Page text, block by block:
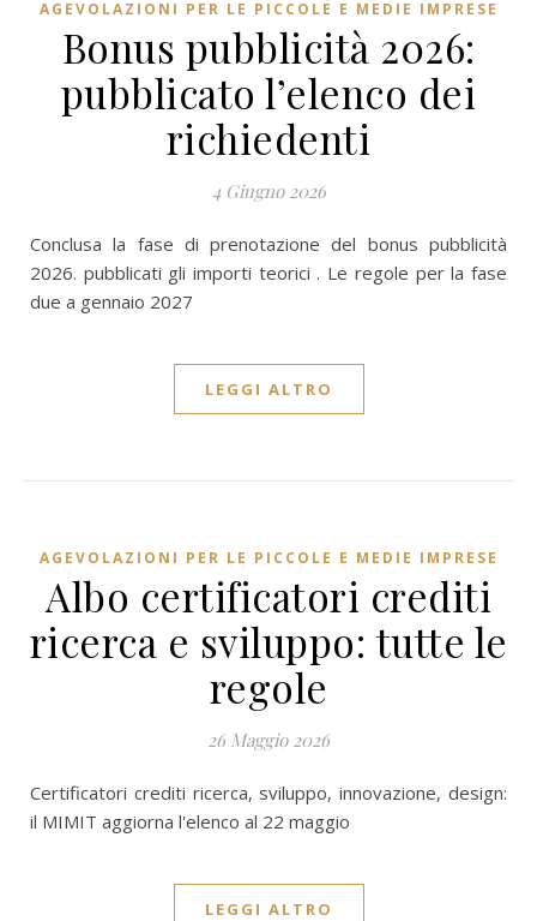
AGEVOLAZIONI PER LE PICCOLE E MEDIE IMPRESE
Bonus pubblicità 2026:
pubblicato l’elenco dei
richiedenti
4 Giugno 2026
Conclusa la fase di prenotazione del bonus pubblicità
2026. pubblicati gli importi teorici . Le regole per la fase
due a gennaio 2027
LEGGI ALTRO
AGEVOLAZIONI PER LE PICCOLE E MEDIE IMPRESE
Albo certificatori crediti
ricerca e sviluppo: tutte le
regole
26 Maggio 2026
Certificatori crediti ricerca, sviluppo, innovazione, design:
il MIMIT aggiorna l'elenco al 22 maggio
LEGGI ALTRO